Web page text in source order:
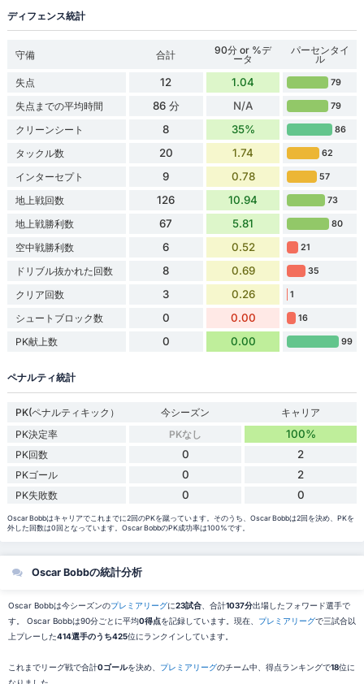
ディフェンス統計
守備 合計 90分 or %デ
ータ
パーセンタイ
ル
失点
12 1.04 79
失点までの平均時間 86 分 N/A 79
クリーンシート 8 35% 86
タックル数 20 1.74 62
インターセプト 9 0.78 57
地上戦回数 126 10.94 73
地上戦勝利数 67 5.81 80
空中戦勝利数 6 0.52 21
ドリブル抜かれた回数 8 0.69 35
クリア回数 3 0.26 1
シュートブロック数 0 0.00 16
PK献上数 0 0.00 99
ペナルティ統計
PK(ペナルティキック） 今シーズン
キャリア
PK決定率
PKなし 100%
PK回数 0 2
PKゴール 0 2
PK失敗数 0 0
Oscar Bobbはキャリアでこれまでに2回のPKを蹴っています。そのうち、Oscar Bobbは2回を決め、PKを
外した回数は0回となっています。Oscar BobbのPK成功率は100%です。
Oscar Bobbの統計分析
Oscar Bobbは今シーズンのプレミアリーグに23試合、合計1037分出場したフォワード選手で
す。 Oscar Bobbは90分ごとに平均0得点を記録しています。現在、 プレミアリーグで三試合以
上プレーした414選手のうち425位にランクインしています。
これまでリーグ戦で合計0ゴールを決め、 プレミアリーグのチーム中、得点ランキングで18位に